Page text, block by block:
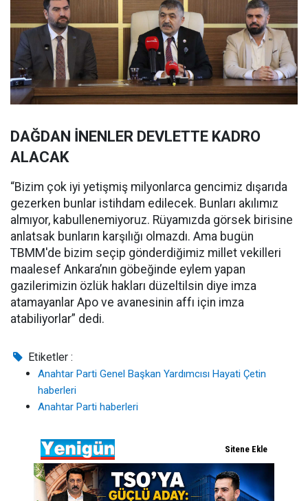
DAĞDAN İNENLER DEVLETTE KADRO
ALACAK
“Bizim çok iyi yetişmiş milyonlarca gencimiz dışarıda
gezerken bunlar istihdam edilecek. Bunları akılımız
almıyor, kabullenemiyoruz. Rüyamızda görsek birisine
anlatsak bunların karşılığı olmazdı. Ama bugün
TBMM'de bizim seçip gönderdiğimiz millet vekilleri
maalesef Ankara’nın göbeğinde eylem yapan
gazilerimizin özlük hakları düzeltilsin diye imza
atamayanlar Apo ve avanesinin affı için imza
atabiliyorlar” dedi.
Etiketler :
Anahtar Parti Genel Başkan Yardımcısı Hayati Çetin
haberleri
Anahtar Parti haberleri